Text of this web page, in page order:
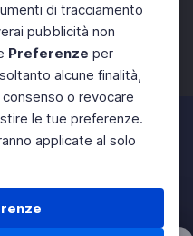
di tracciamento
pubblicità non
Preferenze per
alcune finalità,
o revocare
le tue preferenze.
applicate al solo
Instagram